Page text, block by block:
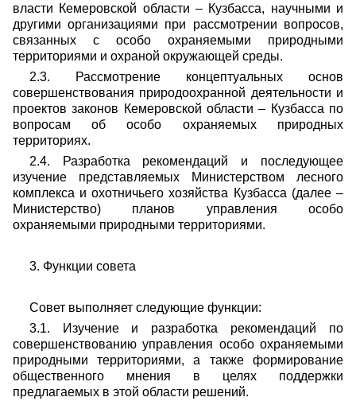
власти Кемеровской области – Кузбасса, научными и
другими организациями при рассмотрении вопросов,
связанных с особо охраняемыми природными
территориями и охраной окружающей среды.
2.3. Рассмотрение концептуальных основ
совершенствования природоохранной деятельности и
проектов законов Кемеровской области – Кузбасса по
вопросам об особо охраняемых природных
территориях.
2.4. Разработка рекомендаций и последующее
изучение представляемых Министерством лесного
комплекса и охотничьего хозяйства Кузбасса (далее –
Министерство) планов управления особо
охраняемыми природными территориями.
3. Функции совета
Совет выполняет следующие функции:
3.1. Изучение и разработка рекомендаций по
совершенствованию управления особо охраняемыми
природными территориями, а также формирование
общественного мнения в целях поддержки
предлагаемых в этой области решений.